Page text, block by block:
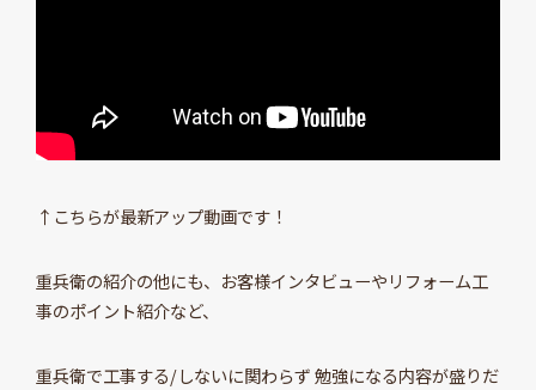
↑こちらが最新アップ動画です！
重兵衛の紹介の他にも、お客様インタビューやリフォーム工
事のポイント紹介など、
重兵衛で工事する/しないに関わらず 勉強になる内容が盛りだ